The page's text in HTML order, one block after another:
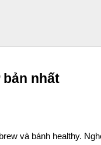
nhất
và bánh healthy.